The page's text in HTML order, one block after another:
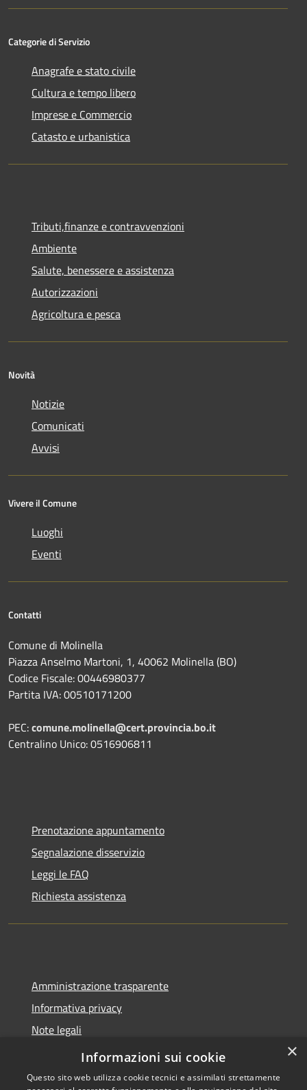
Categorie di Servizio
Anagrafe e stato civile
Cultura e tempo libero
Imprese e Commercio
Catasto e urbanistica
Tributi,finanze e contravvenzioni
Ambiente
Salute, benessere e assistenza
Autorizzazioni
Agricoltura e pesca
Novità
Notizie
Comunicati
Avvisi
Vivere il Comune
Luoghi
Eventi
Contatti
Comune di Molinella
Piazza Anselmo Martoni, 1, 40062 Molinella (BO)
Codice Fiscale: 00446980377
Partita IVA: 00510171200
PEC:comune.molinella@cert.provincia.bo.it
Centralino Unico: 0516906811
Prenotazione appuntamento
Segnalazione disservizio
Leggi le FAQ
Richiesta assistenza
Amministrazione trasparente
Informativa privacy
Note legali
Dichiarazione di accessibilità
×
Informazioni sui cookie
Questo sito web utilizza cookie tecnici e assimilati strettamente